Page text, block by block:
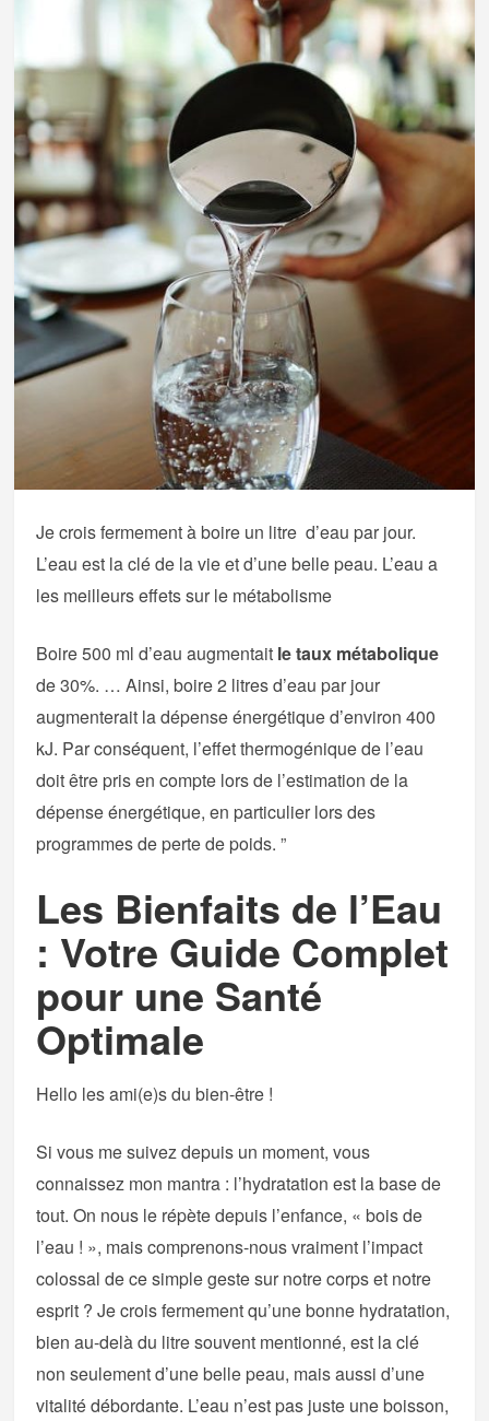
Je crois fermement à boire un litre d’eau par jour.
L’eau est la clé de la vie et d’une belle peau. L’eau a
les meilleurs effets sur le métabolisme
Boire 500 ml d’eau augmentait le taux métabolique
de 30%. … Ainsi, boire 2 litres d’eau par jour
augmenterait la dépense énergétique d’environ 400
kJ. Par conséquent, l’effet thermogénique de l’eau
doit être pris en compte lors de l’estimation de la
dépense énergétique, en particulier lors des
programmes de perte de poids. ”
Les Bienfaits de l’Eau
: Votre Guide Complet
pour une Santé
Optimale
Hello les ami(e)s du bien-être !
Si vous me suivez depuis un moment, vous
connaissez mon mantra : l’hydratation est la base de
tout. On nous le répète depuis l’enfance, « bois de
l’eau ! », mais comprenons-nous vraiment l’impact
colossal de ce simple geste sur notre corps et notre
esprit ? Je crois fermement qu’une bonne hydratation,
bien au-delà du litre souvent mentionné, est la clé
non seulement d’une belle peau, mais aussi d’une
vitalité débordante. L’eau n’est pas juste une boisson,